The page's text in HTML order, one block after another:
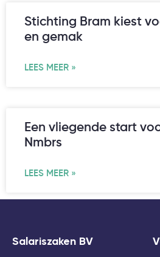
Stichting Bram kiest
en gemak
LEES MEER »
Een vliegende start
Nmbrs
LEES MEER »
Salariszaken BV